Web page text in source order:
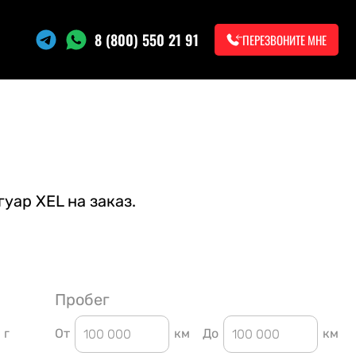
8 (800) 550 21 91 ПЕРЕЗВОНИТЕ МНЕ
XEL на заказ.
г
Пробег
От км До км